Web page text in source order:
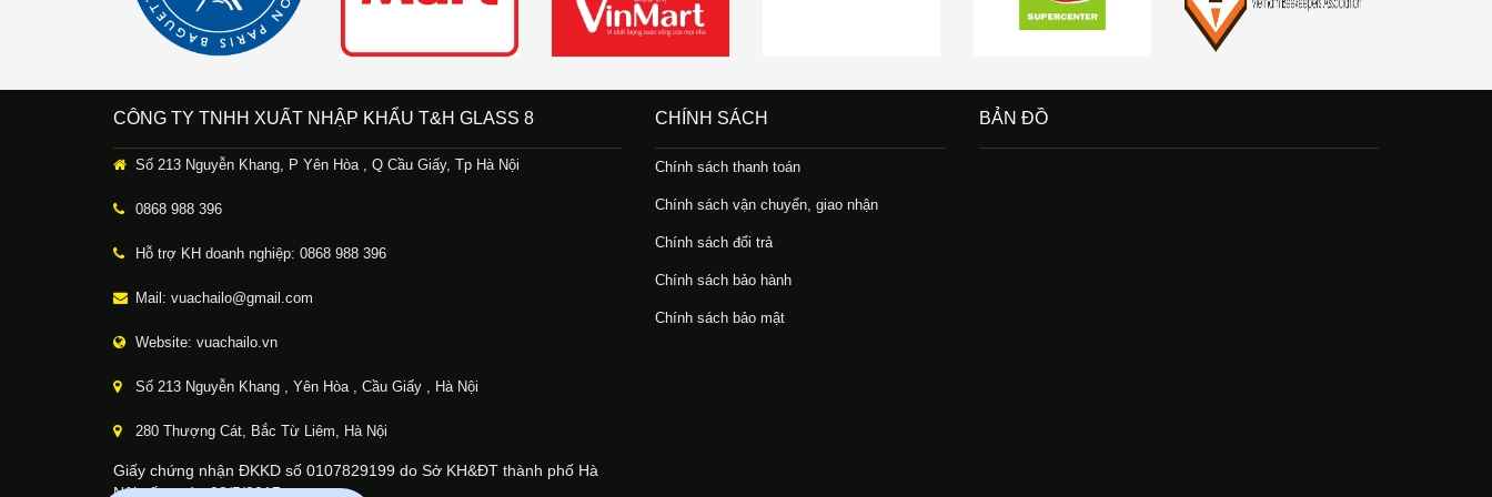
CÔNG TY TNHH XUẤT NHẬP KHẨU T&H GLASS 8
Số 213 Nguyễn Khang, P Yên Hòa , Q Cầu Giấy, Tp Hà Nội
0868 988 396
Hỗ trợ KH doanh nghiệp: 0868 988 396
Mail: vuachailo@gmail.com
Website: vuachailo.vn
Số 213 Nguyễn Khang , Yên Hòa , Cầu Giấy , Hà Nội
280 Thượng Cát, Bắc Từ Liêm, Hà Nội
Giấy chứng nhận ĐKKD số 0107829199 do Sở KH&ĐT thành phố Hà
Nội cấp ngày 08/5/2017
CHÍNH SÁCH
Chính sách thanh toán
Chính sách vận chuyển, giao nhận
Chính sách đổi trả
Chính sách bảo hành
Chính sách bảo mật
BẢN ĐỒ